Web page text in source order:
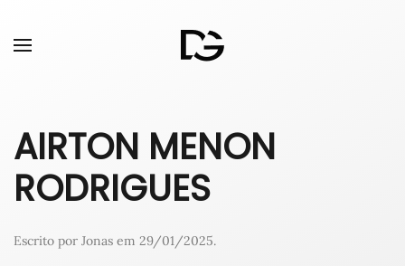
AIRTON MENON
RODRIGUES
Escrito por Jonas em 29/01/2025.